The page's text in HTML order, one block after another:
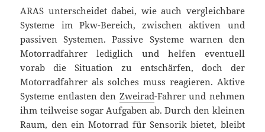
ARAS unterscheidet dabei, wie auch vergleichbare
Systeme im Pkw-Bereich, zwischen aktiven und
passiven Systemen. Passive Systeme warnen den
Motorradfahrer lediglich und helfen eventuell
vorab die Situation zu entschärfen, doch der
Motorradfahrer als solches muss reagieren. Aktive
Systeme entlasten den Zweirad-Fahrer und nehmen
ihm teilweise sogar Aufgaben ab. Durch den kleinen
Raum, den ein Motorrad für Sensorik bietet, bleibt